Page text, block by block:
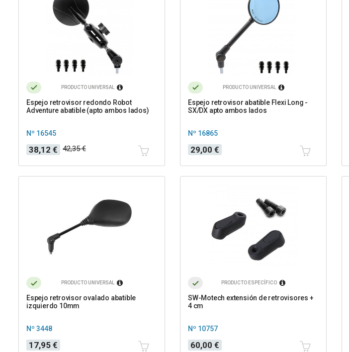
PRODUCTO UNIVERSAL
Espejo retrovisor redondo Robot
Adventure abatible (apto ambos lados)
Nº 16545
Precio
38,12 €
Precio
base
42,35 €
PRODUCTO UNIVERSAL
Espejo retrovisor abatible Flexi Long -
SX/DX apto ambos lados
Nº 16865
Precio
29,00 €
PRODUCTO UNIVERSAL
Espejo retrovisor ovalado abatible
izquierdo 10mm
Nº 3448
Precio
17,95 €
PRODUCTO ESPECÍFICO
SW-Motech extensión de retrovisores +
4 cm
Nº 10757
Precio
60,00 €